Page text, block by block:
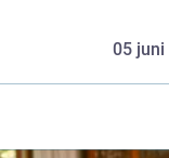
05 juni